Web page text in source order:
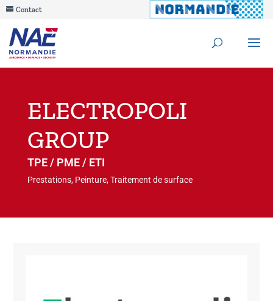
Contact
ELECTROPOLI
GROUP
TPE / PME / ETI
Prestations, Peinture, Traitement de surface